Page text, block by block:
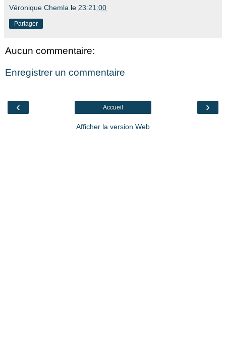
Véronique Chemla le 23:21:00
Partager
Aucun commentaire:
Enregistrer un commentaire
‹ ›
Accueil
Afficher la version Web